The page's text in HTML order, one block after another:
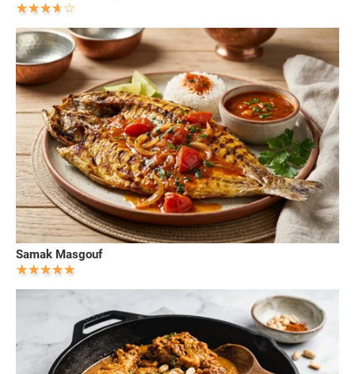
Samak Masgouf